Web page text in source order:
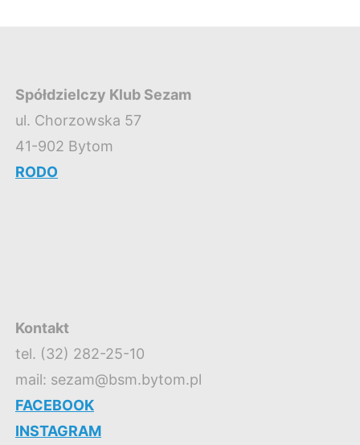
Spółdzielczy Klub Sezam
ul. Chorzowska 57
41-902 Bytom
RODO
Kontakt
tel. (32) 282-25-10
mail: sezam@bsm.bytom.pl
FACEBOOK
INSTAGRAM